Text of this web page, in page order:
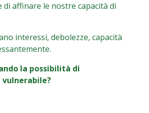
affinare le nostre capacità di
interessi, debolezze, capacità
la possibilità di